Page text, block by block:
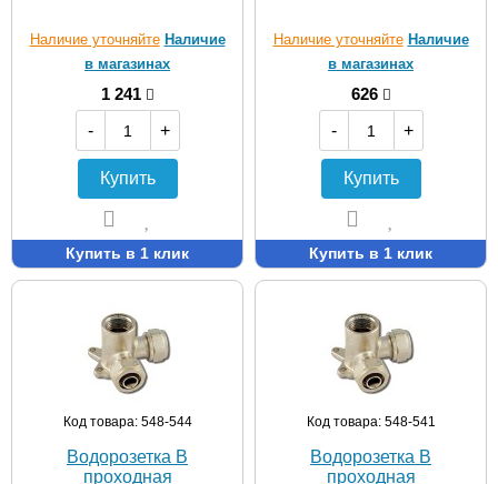
Наличие уточняйте Наличие
в магазинах
1 241
-
+
Купить
Купить в 1 клик
Наличие уточняйте Наличие
в магазинах
626
-
+
Купить
Купить в 1 клик
Код товара: 548-544
Водорозетка В
проходная
Код товара: 548-541
Водорозетка В
проходная